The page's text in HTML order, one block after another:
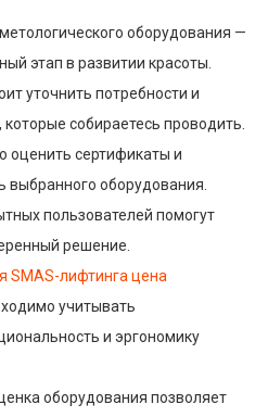
оборудования —
этап в развитии красоты.
уточнить потребности и
собираетесь проводить.
оценить сертификаты и
выбранного оборудования.
пользователей помогут
решение.
SMAS-лифтинга цена
учитывать
и эргономику
оборудования позволяет